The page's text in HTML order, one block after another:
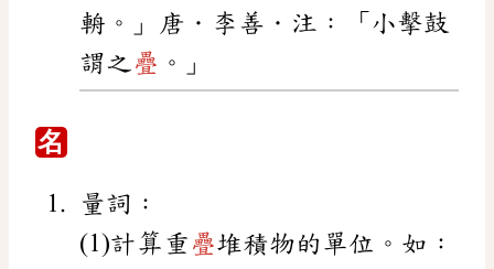
輈。」唐．李善．注：「小擊鼓
謂之疊 。」
名
量詞：
(1)計算重 疊堆積物的單位。如：